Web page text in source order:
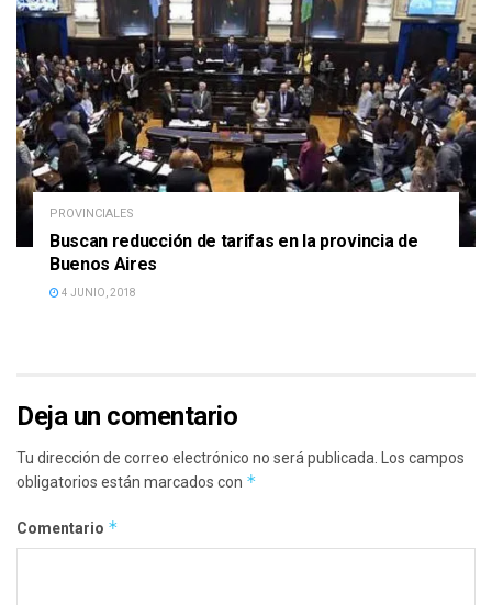
PROVINCIALES
Buscan reducción de tarifas en la provincia de
Buenos Aires
4 JUNIO, 2018
Deja un comentario
Tu dirección de correo electrónico no será publicada. Los campos
obligatorios están marcados con *
Comentario *